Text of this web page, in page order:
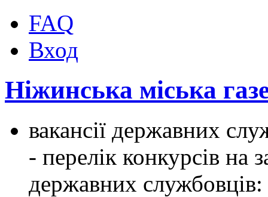
FAQ
Вход
Ніжинська міська
вакансії державних
- перелік конкурсів на
державних службовців: